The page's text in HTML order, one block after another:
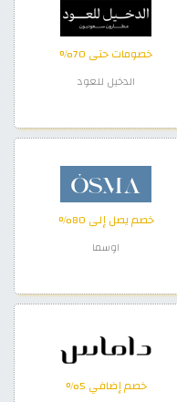
خصومات حتى 70%
الدخيل للعود
خصم يصل إلى 80%
اوسما
خصم إضافي 5%